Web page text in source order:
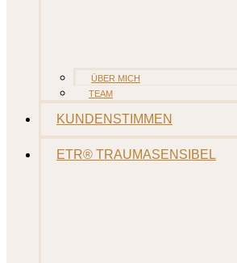
ÜBER MICH
TEAM
KUNDENSTIMMEN
ETR® TRAUMASENSIBEL